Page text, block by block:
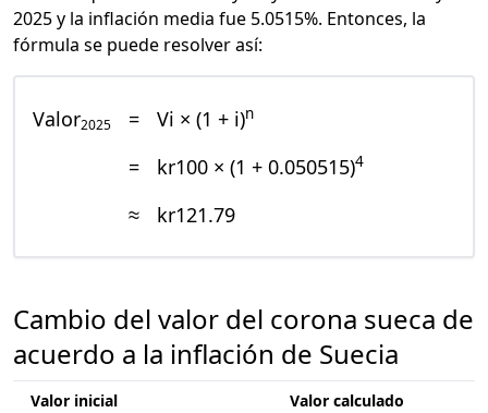
2025 y la inflación media fue 5.0515%. Entonces, la
fórmula se puede resolver así:
Valor2025 = Vi × (1 + i)n
= kr100 × (1 + 0.050515)4
≈ kr121.79
Cambio del valor del corona sueca de
acuerdo a la inflación de Suecia
Valor inicial Valor calculado